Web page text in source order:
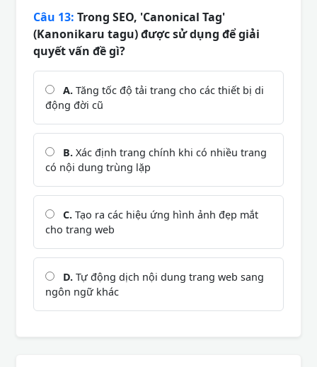
Câu 13: Trong SEO, 'Canonical Tag'
(Kanonikaru tagu) được sử dụng để giải
quyết vấn đề gì?
A. Tăng tốc độ tải trang cho các thiết bị di
động đời cũ
B. Xác định trang chính khi có nhiều trang
có nội dung trùng lặp
C. Tạo ra các hiệu ứng hình ảnh đẹp mắt
cho trang web
D. Tự động dịch nội dung trang web sang
ngôn ngữ khác